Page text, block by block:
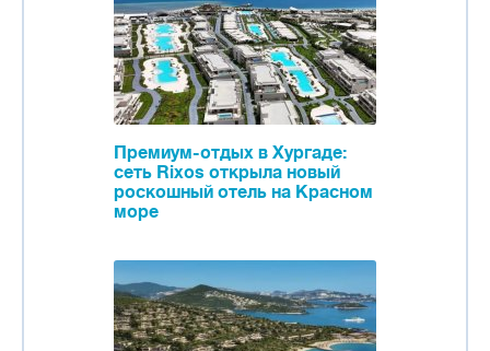
Премиум-отдых в Хургаде:
сеть Rixos открыла новый
роскошный отель на Красном
море